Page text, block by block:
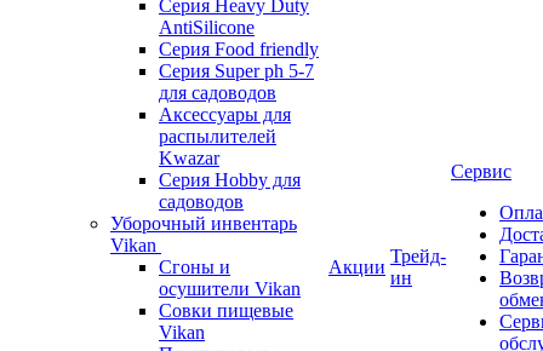
Серия Heavy Duty
AntiSilicone
Серия Food friendly
Серия Super ph 5-7
для садоводов
Аксессуары для
распылителей
Kwazar
Серия Hobby для
садоводов
Уборочный инвентарь
Vikan
Сгоны и
осушители Vikan
Совки пищевые
Vikan
Акции
Трейд-
ин
Сервис